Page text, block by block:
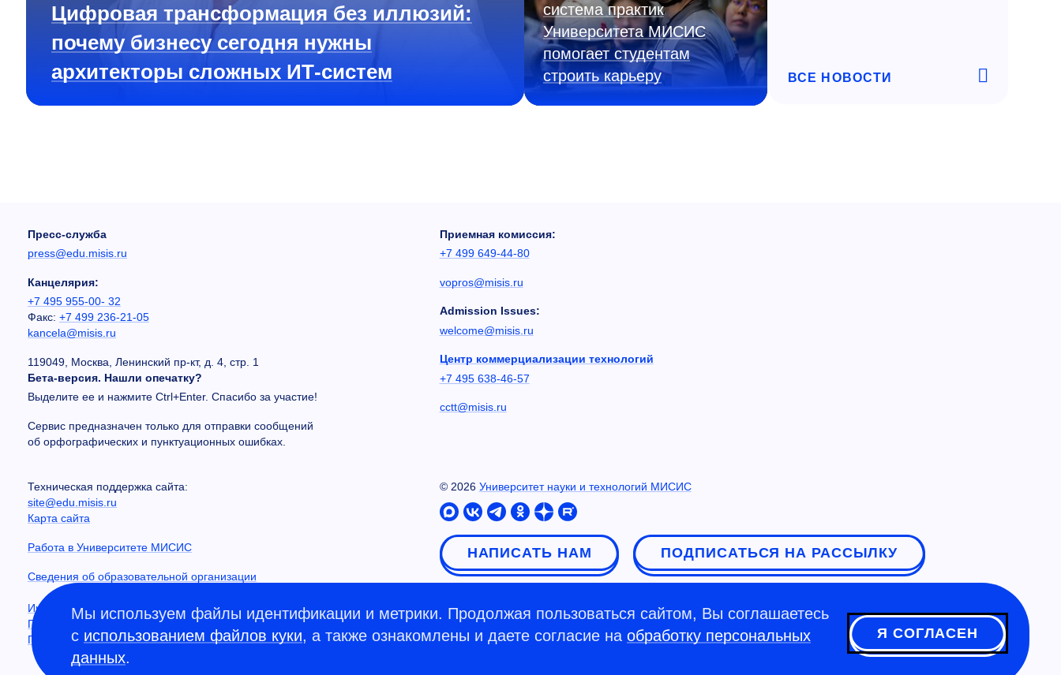
Цифровая трансформация без иллюзий:
почему бизнесу сегодня нужны
архитекторы сложных ИТ-систем
система практик
Университета МИСИС
помогает студентам
строить карьеру
ВСЕ НОВОСТИ
Пресс-служба
press@edu.misis.ru
Канцелярия:
+7 495 955-00- 32
Факс: +7 499 236-21-05
kancela@misis.ru
119049, Москва, Ленинский пр-кт, д. 4, стр. 1
Бета-версия. Нашли опечатку?
Выделите ее и нажмите Ctrl+Enter. Спасибо за участие!
Сервис предназначен только для отправки сообщений
об орфографических и пунктуационных ошибках.
Приемная комиссия:
+7 499 649-44-80
vopros@misis.ru
Admission Issues:
welcome@misis.ru
Центр коммерциализации технологий
+7 495 638-46-57
cctt@misis.ru
Техническая поддержка сайта:
site@edu.misis.ru
Карта сайта
Работа в Университете МИСИС
Сведения об образовательной организации
Информация о закупках
Противодействие коррупции
Политика конфиденциальности
© 2026 Университет науки и технологий МИСИС
НАПИСАТЬ НАМ ПОДПИСАТЬСЯ НА РАССЫЛКУ
Мы используем файлы идентификации и метрики. Продолжая пользоваться сайтом, Вы соглашаетесь
с использованием файлов куки, а также ознакомлены и даете согласие на обработку персональных
данных.
Я СОГЛАСЕН